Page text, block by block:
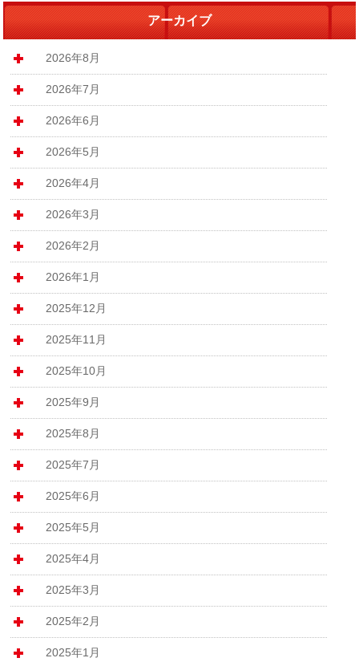
アーカイブ
2026年8月
2026年7月
2026年6月
2026年5月
2026年4月
2026年3月
2026年2月
2026年1月
2025年12月
2025年11月
2025年10月
2025年9月
2025年8月
2025年7月
2025年6月
2025年5月
2025年4月
2025年3月
2025年2月
2025年1月